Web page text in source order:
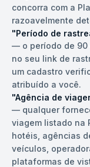
concorra com a
razoavelmente
"Período de
— o período de
no seu link de
um cadastro
atribuído a você.
"Agência de
— qualquer
viagem listado na
hotéis, agências
veículos,
plataformas de